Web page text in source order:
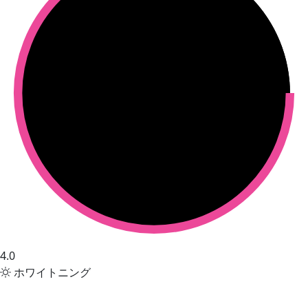
4.0
ホワイトニング